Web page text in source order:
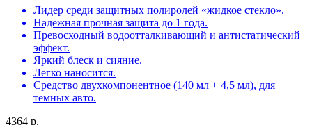
Лидер среди защитных полиролей «жидкое стекло».
Надежная прочная защита до 1 года.
Превосходный водоотталкивающий и антистатический
эффект.
Яркий блеск и сияние.
Легко наносится.
Средство двухкомпонентное (140 мл + 4,5 мл), для
темных авто.
4364 р.